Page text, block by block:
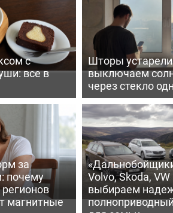
с
все в
Шторы
выключаем
через стекло
за
почему
магнитные
Volvo, Skoda,
выбираем